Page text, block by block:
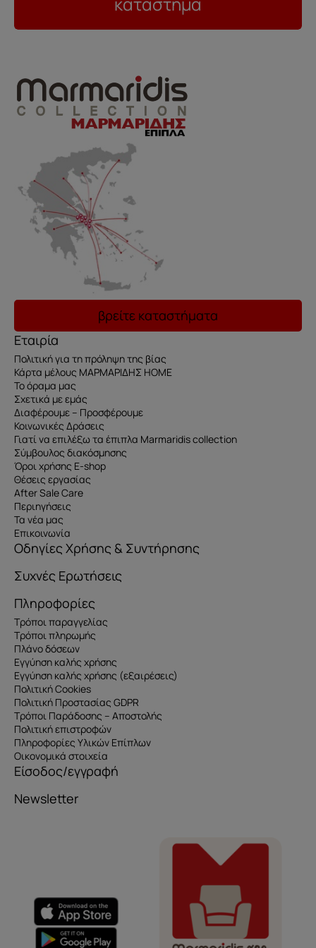
e-mail
βρείτε καταστήματα
Εταιρία
Πολιτική για τη πρόληψη της βίας
Κάρτα μέλους ΜΑΡΜΑΡΙΔΗΣ HOME
Το όραμα μας
Σχετικά με εμάς
Διαφέρουμε – Προσφέρουμε
Κοινωνικές Δράσεις
Γιατί να επιλέξω τα έπιπλα Marmaridis collection
Σύμβουλος διακόσμησης
Όροι χρήσης E-shop
Θέσεις εργασίας
After Sale Care
Περιηγήσεις
Τα νέα μας
Επικοινωνία
Οδηγίες Χρήσης & Συντήρησης
Συχνές Ερωτήσεις
Πληροφορίες
Τρόποι παραγγελίας
Τρόποι πληρωμής
Πλάνο δόσεων
Εγγύηση καλής χρήσης
Εγγύηση καλής χρήσης (εξαιρέσεις)
Πολιτική Cookies
Πολιτική Προστασίας GDPR
Τρόποι Παράδοσης – Αποστολής
Πολιτική επιστροφών
Πληροφορίες Υλικών Επίπλων
Οικονομικά στοιχεία
Είσοδος/εγγραφή
Newsletter